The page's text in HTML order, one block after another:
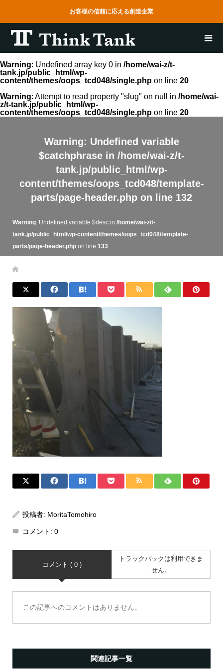
お客様の信頼に応える創造企業
Warning: Undefined array key 0 in /home/wai-z/t-
tank.jp/public_html/wp-
content/themes/oops_tcd048/single.php on line 20
Warning: Attempt to read property "slug" on null in /home/wai-
z/t-tank.jp/public_html/wp-
content/themes/oops_tcd048/single.php on line 20
Warning: Undefined variable
$catchphrase in /home/wai-z/t-
tank.jp/public_html/wp-
content/themes/oops_tcd048/template-
parts/page-header.php on line 132
Warning: Undefined variable $desc in /home/wai-z/t-
tank.jp/public_html/wp-content/themes/oops_tcd048/template-
parts/page-header.phpon line 133
投稿者: MoritaTomohiro
コメント: 0
コメント ( 0 )
トラックバックは利用できま
せん。
この記事へのコメントはありません。
関連記事一覧